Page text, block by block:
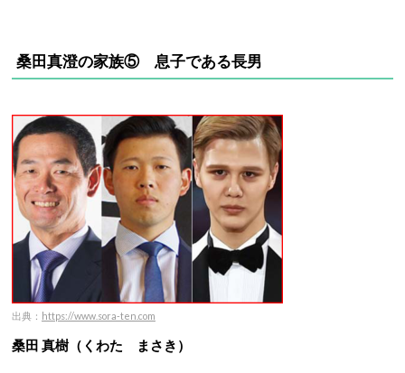
桑田真澄の家族⑤ 息子である長男
出典： https://www.sora-ten.com
桑田 真樹（くわた まさき）